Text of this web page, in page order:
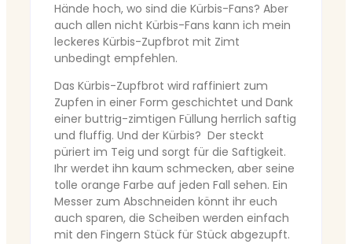
Hände hoch, wo sind die Kürbis-Fans? Aber
auch allen nicht Kürbis-Fans kann ich mein
leckeres Kürbis-Zupfbrot mit Zimt
unbedingt empfehlen.
Das Kürbis-Zupfbrot wird raffiniert zum
Zupfen in einer Form geschichtet und Dank
einer buttrig-zimtigen Füllung herrlich saftig
und fluffig. Und der Kürbis? Der steckt
püriert im Teig und sorgt für die Saftigkeit.
Ihr werdet ihn kaum schmecken, aber seine
tolle orange Farbe auf jeden Fall sehen. Ein
Messer zum Abschneiden könnt ihr euch
auch sparen, die Scheiben werden einfach
mit den Fingern Stück für Stück abgezupft.